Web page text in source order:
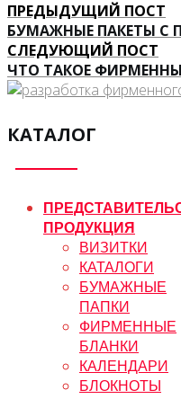
ПРЕДЫДУЩИЙ ПОСТ
БУМАЖНЫЕ ПАКЕТЫ С
СЛЕДУЮЩИЙ ПОСТ
ЧТО ТАКОЕ
КАТАЛОГ
ПРОДУКЦИЯ
ВИЗИТКИ
КАТАЛОГИ
БУМАЖНЫЕ
ПАПКИ
ФИРМЕННЫЕ
БЛАНКИ
КАЛЕНДАРИ
БЛОКНОТЫ